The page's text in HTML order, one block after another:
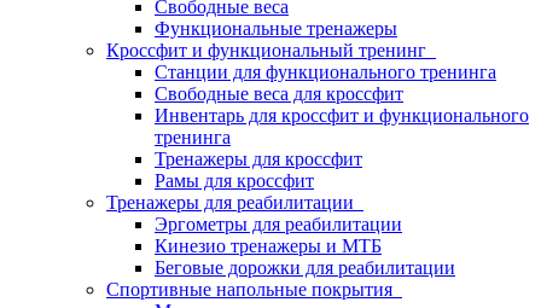
Свободные веса
Функциональные тренажеры
Кроссфит и функциональный тренинг
Станции для функционального тренинга
Свободные веса для кроссфит
Инвентарь для кроссфит и функционального
тренинга
Тренажеры для кроссфит
Рамы для кроссфит
Тренажеры для реабилитации
Эргометры для реабилитации
Кинезио тренажеры и МТБ
Беговые дорожки для реабилитации
Спортивные напольные покрытия